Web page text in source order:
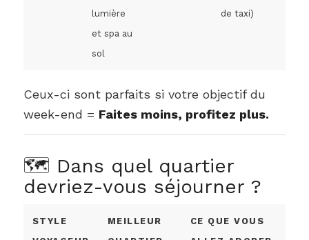
lumière
et spa au
sol
de taxi)
Ceux-ci sont parfaits si votre objectif du
week-end = Faites moins, profitez plus.
🗺️ Dans quel quartier
devriez-vous séjourner ?
STYLE
MEILLEUR
CE QUE VOUS